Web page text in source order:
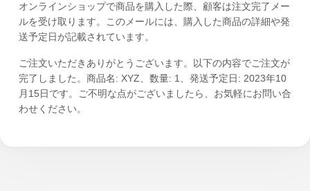
オンラインショップで商品を購入した際、顧客は注文完了メー
ルを受け取ります。このメールには、購入した商品の詳細や発
送予定日が記載されています。
ご注文いただきありがとうございます。以下の内容でご注文が
完了しました。商品名: XYZ、数量: 1、発送予定日: 2023年10
月15日です。ご不明な点がございましたら、お気軽にお問い合
わせください。